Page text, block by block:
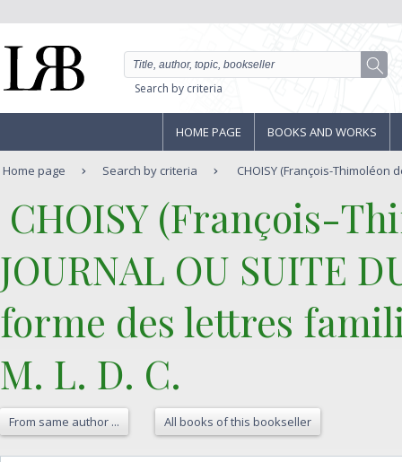
Search by criteria
HOME PAGE BOOKS AND WORKS
Home page Search by criteria CHOISY (François-Thimoléon
CHOISY (François-
‎JOURNAL OU SUITE
forme des lettres
M. L. D. C.‎
From same author ... All books of this bookseller